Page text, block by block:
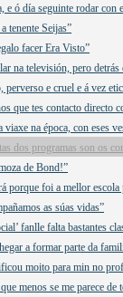
ó día seguinte rodar con
tenente Seijas”
facer Era Visto”
na televisión, pero detrás
e cruel e á vez
que tes contacto directo
na época, con eses
dos programas son os
de Bond!”
porque foi a mellor escola
as súas vidas”
fanlle falta bastantes
a formar parte da
moito para min no
menos se me parece